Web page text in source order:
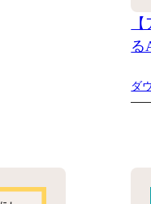
る
ダ